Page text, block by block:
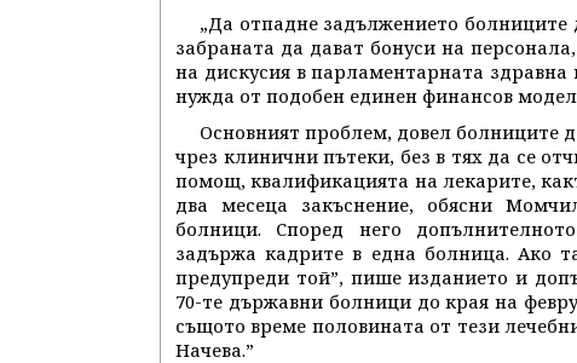
„Да отпадне задължението
забраната да дават бонуси на
на дискусия в парламентарната
нужда от подобен единен финансов
Основният проблем, довел болниците
чрез клинични пътеки, без в тях да се
помощ, квалификацията на лекарите,
два месеца закъснение, обясни
болници. Според него
задържа кадрите в една болница. Ако
предупреди той”, пише изданието и
70-те държавни болници до края на
същото време половината от тези
Начева.”